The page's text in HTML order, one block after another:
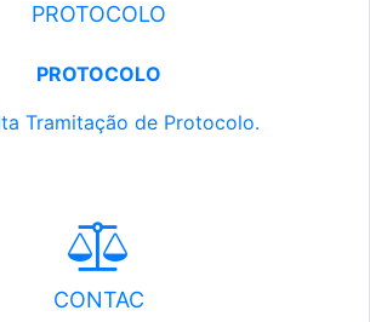
PROTOCOLO
PROTOCOLO
Tramitação de Protocolo.
CONTAC